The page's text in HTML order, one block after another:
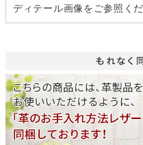
ディテール画像をご参照くだ